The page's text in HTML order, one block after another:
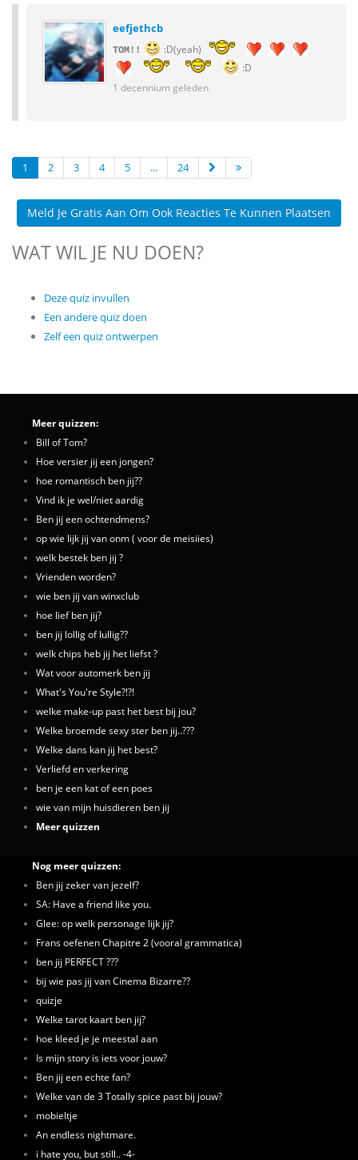
eefjethcb
TOM!!
:D(yeah)
:D
1 decennium geleden
1 2 3 4 5 ... 24
Meld Je Gratis Aan Om Ook Reacties Te Kunnen Plaatsen
WAT WIL JE NU DOEN?
Deze quiz invullen
Een andere quiz doen
Zelf een quiz ontwerpen
Meer quizzen:
Bill of Tom?
Hoe versier jij een jongen?
hoe romantisch ben jij??
Vind ik je wel/niet aardig
Ben jij een ochtendmens?
op wie lijk jij van onm ( voor de meisiies)
welk bestek ben jij ?
Vrienden worden?
wie ben jij van winxclub
hoe lief ben jij?
ben jij lollig of lullig??
welk chips heb jij het liefst ?
Wat voor automerk ben jij
What's You're Style?!?!
welke make-up past het best bij jou?
Welke broemde sexy ster ben jij..???
Welke dans kan jij het best?
Verliefd en verkering
ben je een kat of een poes
wie van mijn huisdieren ben jij
Meer quizzen
Nog meer quizzen:
Ben jij zeker van jezelf?
SA: Have a friend like you.
Glee: op welk personage lijk jij?
Frans oefenen Chapitre 2 (vooral grammatica)
ben jij PERFECT ???
bij wie pas jij van Cinema Bizarre??
quizje
Welke tarot kaart ben jij?
hoe kleed je je meestal aan
Is mijn story is iets voor jouw?
Ben jij een echte fan?
Welke van de 3 Totally spice past bij jouw?
mobieltje
An endless nightmare.
i hate you, but still.. -4-